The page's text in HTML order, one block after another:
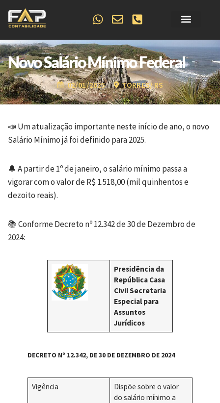
Novo Salário Mínimo Federal
02/01/2025 TORRES/ RS
📣 Um atualização importante neste início de ano, o novo
Salário Mínimo já foi definido para 2025.
🔔 A partir de 1º de janeiro, o salário mínimo passa a
vigorar com o valor de R$ 1.518,00 (mil quinhentos e
dezoito reais).
📚 Conforme Decreto nº 12.342 de 30 de Dezembro de
2024:
Presidência da
República Casa
Civil Secretaria
Especial para
Assuntos
Jurídicos
DECRETO Nº 12.342, DE 30 DE DEZEMBRO DE 2024
Vigência
Dispõe sobre o valor
do salário mínimo a